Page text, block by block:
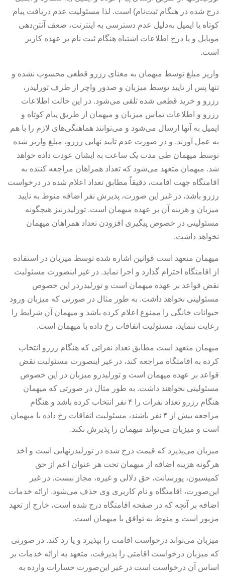
درج شده در هنگام ثبت‌نام) است. لذا مسئولیت عدم دریافت پیام
کوتاه یا ایمیل به‌دلیل عدم دسترسی به اینترنت، ضعف آنتن‌دهی
موبایل و یا درج اطلاعات اشتباه هنگام ثبت نام بر عهده کاربر
است.
واریز مبلغ توسط میهمان به معنای رزرو قطعی محسوب نشده و
تنها پس از تایید توسط میزبان و صدور واچر از طرف تورلیدر،
رزرو و خرید قطعی شده تلقی می‌شود. در این حالت اطلاعات
رزرو و اطلاعات تماس میزبان و میهمان از طریق پیام کوتاه و
ایمیل به آنها ارسال می‌شود و می‌توانند هماهنگی‌های لازم را با هم
به عمل آورند. و در صورت عدم تایید نهایی رزرو، مبلغ واریز شده
توسط میهمان طی مدت یک ساعت به ایشان عودت داده خواهد
شد. میهمان متعهد می‌شود که تعداد همراهان مراجعه کننده به
اقامتگاه جهت اقامت، دقیقاً مطابق تعداد اعلام شده در درخواست
رزرو باشد، در غیر این صورت، پذیرش نفر اضافه منوط به تایید
میزبان و هزینه آن بر عهده میهمان است. تورلیدرنیز هیچگونه
مسئولیتی در خصوص پیگیری افزودن تعداد همراهان میهمان
نخواهد داشت.
میهمان متعهد است قوانین اشاره شده توسط میزبان در استفاده
از اقامتگاه احترام گذارد و اجرا نماید. در غیر اینصورت مسئولیت
نقض قواعد بر عهده میهمان است و تورلیدردر این خصوص
مسئولیتی نخواهد داشت. به طور مثال در صورتی که میزبان ورود
حیوانات خانگی را ممنوع اعلام کرده باشد و میهمان آن شرایط را
رعایت ننماید، مسئولیت اتفاقات رخ داده با میهمان است.
میهمان متعهد است مطابق تعداد نفراتی که هنگام رزرو انتخاب
کرده به اقامتگاه مراجعه کند، در غیر اینصورت مسئولیت نقض
قواعد بر عهده میهمان است و تورلیدرو میزبان در این خصوص
مسئولیتی نخواهند داشت. به طور مثال در صورتی که میهمان
هنگام رزرو تعداد نفرات را ۴ نفر انتخاب کرده باشد و هنگام
مراجعه بیش از ۴ نفر باشند، مسئولیت اتفاقات رخ داده با میهمان
است و میزبان می‌تواند میهمان را پذیرش نکند.
میزبان می‌پذیرد که قیمت درج شده در تورلیدرنهایی است و اخذ
هرگونه هزینه اضافه از میهمان تحت هر عنوان اعم از حق
کمیسیون، پورسانت، حق دلالی و غیره، مجاز نیست. در غیر
این‌صورت، اقامتگاه و نام کاربری وی حذف می‌شود. ارائه خدمات
اضافه بر آنچه که در صفحه اقامتگاه درج شده است، خارج از تعهد
مزبور است و منوط به توافق با میهمان است.
میزبان می‌تواند درخواست اقامت را بپذیرد و یا رد کند. در صورتی
که میزبان درخواست اقامتی را پذیرفت، متعهد به ارائه خدمات بر
اساس آن درخواست است در غیر این‌صورت خسارات وارده به